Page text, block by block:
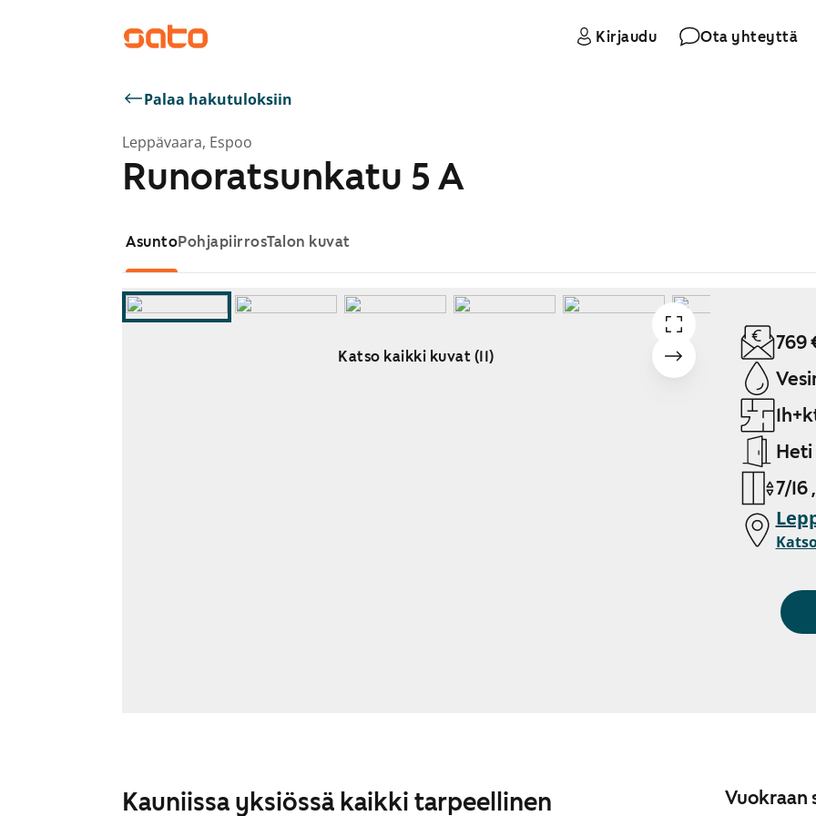
Kirjaudu Ota yhteyttä
Palaa hakutuloksiin
Leppävaara, Espoo
Runoratsunkatu 5 A
AsuntoPohjapiirrosTalon kuvat
Katso kaikki kuvat (11)
769
Heti
7/16
Kauniissa yksiössä kaikki tarpeellinen Vuokraan